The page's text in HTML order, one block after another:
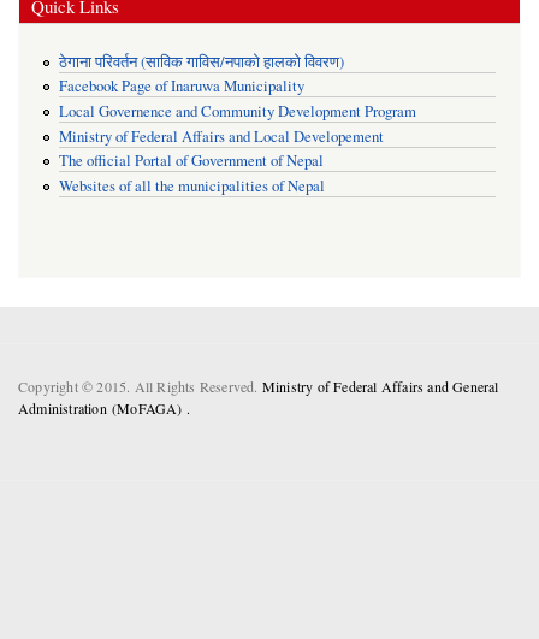
Quick Links
ठेगाना परिवर्तन (साविक गाविस/नपाको हालको विवरण)
Facebook Page of Inaruwa Municipality
Local Governence and Community Development Program
Ministry of Federal Affairs and Local Developement
The official Portal of Government of Nepal
Websites of all the municipalities of Nepal
Copyright © 2015. All Rights Reserved. Ministry of Federal Affairs and General
Administration (MoFAGA) .